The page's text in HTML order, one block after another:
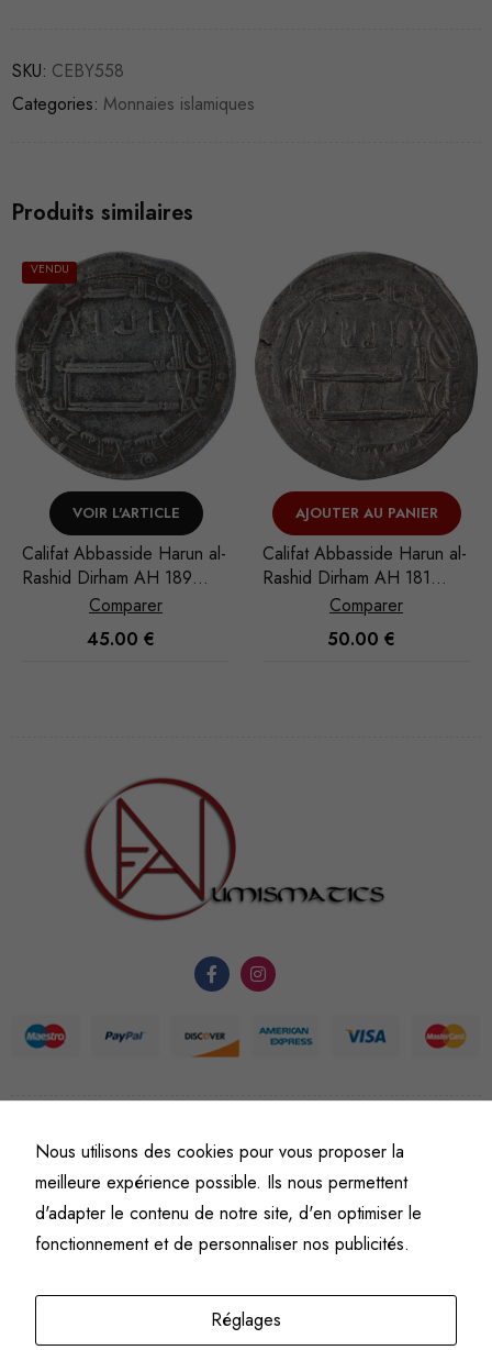
SKU: CEBY558
Categories: Monnaies islamiques
Produits similaires
VENDU
VOIR L'ARTICLE
Califat Abbasside Harun al-
Rashid Dirham AH 189
(804/805) Madinat al-
Comparer
45.00 €
AJOUTER AU PANIER
Califat Abbasside Harun al-
Rashid Dirham AH 181
(797/798) Madinat al-Salam
Comparer
50.00 €
©Fine art numismatics– Tous droits réservés.
Politique de confidentialité
Conditions générales de vente et d’utilisation
Mentions légales
Nous utilisons des cookies pour vous proposer la
meilleure expérience possible. Ils nous permettent
d'adapter le contenu de notre site, d'en optimiser le
fonctionnement et de personnaliser nos publicités.
Réglages
du site Web.
Afin que
améliorer la
et la
structure du
site Web, en
fonction de
l'usage qu'il